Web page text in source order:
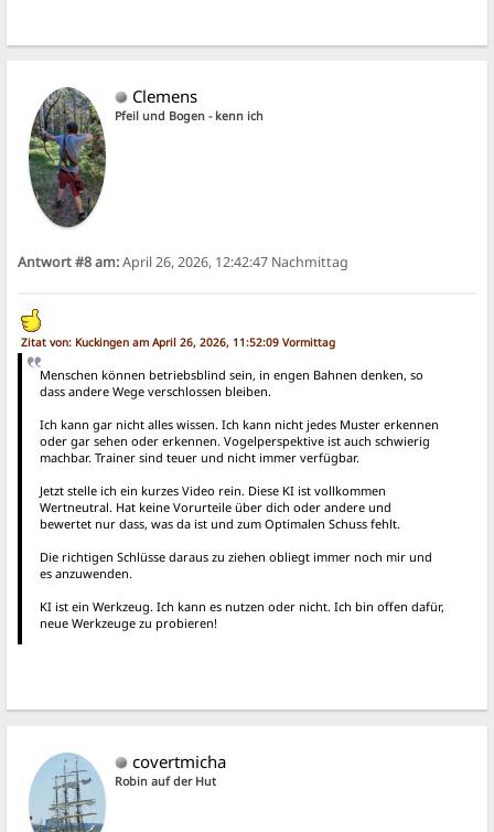
Clemens
Pfeil und Bogen - kenn ich
Antwort #8 am:April 26, 2026, 12:42:47 Nachmittag
Zitat von: Kuckingen am April 26, 2026, 11:52:09 Vormittag
Menschen können betriebsblind sein, in engen Bahnen denken, so
dass andere Wege verschlossen bleiben.
Ich kann gar nicht alles wissen. Ich kann nicht jedes Muster erkennen
oder gar sehen oder erkennen. Vogelperspektive ist auch schwierig
machbar. Trainer sind teuer und nicht immer verfügbar.
Jetzt stelle ich ein kurzes Video rein. Diese KI ist vollkommen
Wertneutral. Hat keine Vorurteile über dich oder andere und
bewertet nur dass, was da ist und zum Optimalen Schuss fehlt.
Die richtigen Schlüsse daraus zu ziehen obliegt immer noch mir und
es anzuwenden.
KI ist ein Werkzeug. Ich kann es nutzen oder nicht. Ich bin offen dafür,
neue Werkzeuge zu probieren!
covertmicha
Robin auf der Hut